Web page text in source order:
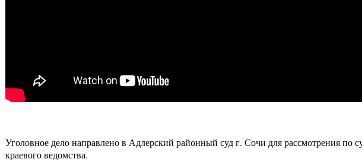
Уголовное дело направлено в Адлерский районный суд г. Сочи для рассмотрения
краевого ведомства.